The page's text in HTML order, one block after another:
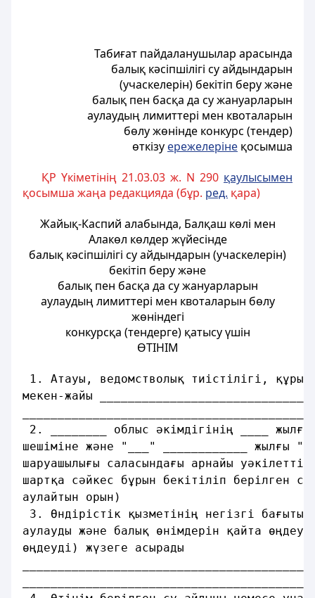
Табиғат пайдаланушылар арасында
балық кәсiпшiлiгi су айдындарын
(учаскелерiн) бекітіп беру және
балық пен басқа да су жануарларын
аулаудың лимиттерi мен квоталарын
бөлу жөнiнде конкурс (тендер)
өткiзу ережелерiне қосымша
ҚР Үкіметінің 21.03.03 ж. N 290 қаулысымен
қосымша жаңа редакцияда (бұр. ред. қара)
Жайық-Каспий алабында, Балқаш көлi мен
Алакөл көлдер жүйесiнде
балық кәсiпшiлiгi су айдындарын (учаскелерiн)
бекiтiп беру және
балық пен басқа да су жануарларын
аулаудың лимиттерi мен квоталарын бөлу
жөнiндегi
конкурсқа (тендерге) қатысу үшiн
ӨТІНІМ
1. Атауы, ведомстволық тиiстiлiгi,
мекен-жайы
2. ________ облыс әкiмдiгiнің ____
шешiмiне және "___" ____________ жылғы
шаруашылығы саласындағы арнайы уәкілеттi
шартқа сәйкес бұрын бекiтіліп берiлген
аулайтын орын)
3. Өндiрiстiк қызметiнiң негiзгi бағыты,
аулауды және балық өнiмдерiн қайта
өңдеудi) жүзеге асырады